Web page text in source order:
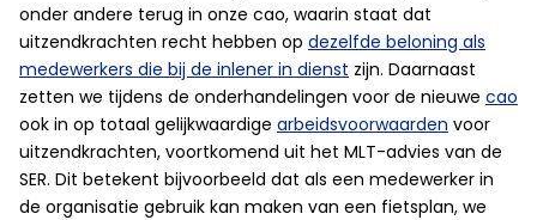
onder andere terug in onze cao, waarin staat dat
uitzendkrachten recht hebben op dezelfde beloning als
medewerkers die bij de inlener in dienst zijn. Daarnaast
zetten we tijdens de onderhandelingen voor de nieuwe cao
ook in op totaal gelijkwaardige arbeidsvoorwaarden voor
uitzendkrachten, voortkomend uit het MLT-advies van de
SER. Dit betekent bijvoorbeeld dat als een medewerker in
de organisatie gebruik kan maken van een fietsplan, we